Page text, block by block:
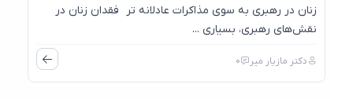
زنان در رهبری به سوی مذاکرات عادلانه تر فقدان زنان در
نقش‌های رهبری، بسیاری ...
دکتر مازیار میر 0